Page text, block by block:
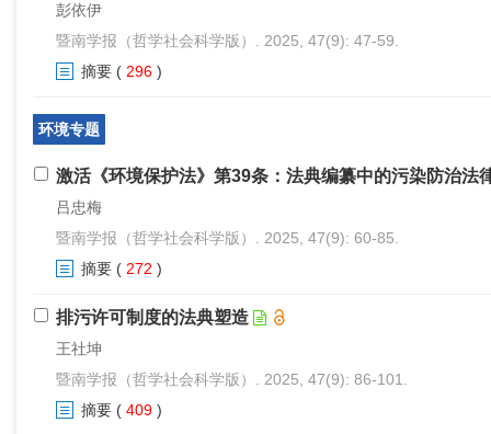
彭依伊
暨南学报（哲学社会科学版）. 2025, 47(9): 47-59.
摘要 ( 296 )
环境专题
激活《环境保护法》第39条：法典编纂中的污染防治法
吕忠梅
暨南学报（哲学社会科学版）. 2025, 47(9): 60-85.
摘要 ( 272 )
排污许可制度的法典塑造
王社坤
暨南学报（哲学社会科学版）. 2025, 47(9): 86-101.
摘要 ( 409 )